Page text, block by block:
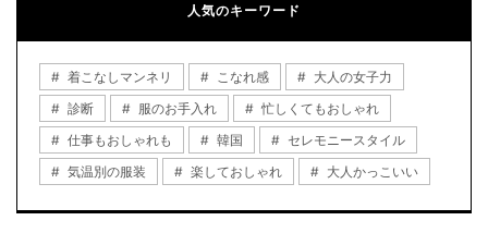
人気のキーワード
着こなしマンネリ こなれ感
大人の女子力
診断
服のお手入れ
忙しくてもおしゃれ
仕事もおしゃれも
韓国
セレモニースタイル
気温別の服装
楽しておしゃれ 大人かっこいい